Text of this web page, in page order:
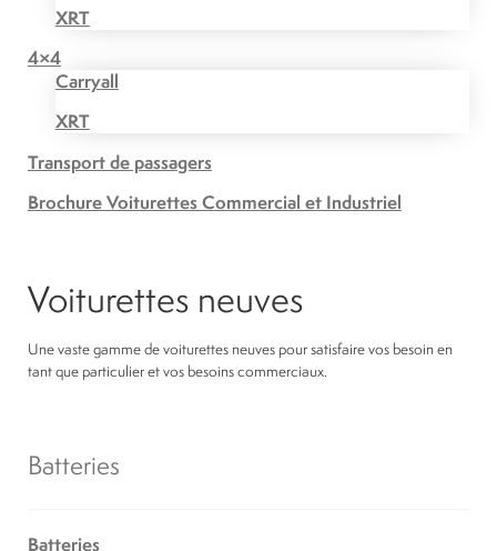
XRT
4×4
Carryall
XRT
Transport de passagers
Brochure Voiturettes Commercial et Industriel
Voiturettes neuves
Une vaste gamme de voiturettes neuves pour satisfaire vos besoin en
tant que particulier et vos besoins commerciaux.
Batteries
Batteries